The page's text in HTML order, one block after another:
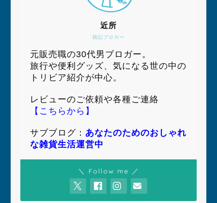
雑記ブロガー
近所
元販売職の30代男ブロガー。
旅行や便利グッズ、気になる世の中の
トリビア紹介が中心。
レビューのご依頼や各種ご連絡
【こちらから】
サブブログ： あなたのためのおしゃれ
な雑貨生活運営中
＼ Follow me ／